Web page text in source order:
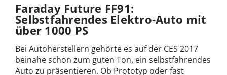
Faraday Future FF91:
Selbstfahrendes Elektro-Auto mit
über 1000 PS
Bei Autoherstellern gehörte es auf der CES 2017
beinahe schon zum guten Ton, ein selbstfahrendes
Auto zu präsentieren. Ob Prototyp oder fast